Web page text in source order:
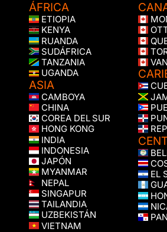
ÁFRICA
ETIOPIA
KENYA
RUANDA
SUDÁFRICA
TANZANIA
UGANDA
ASIA
CAMBOYA
CHINA
COREA DEL SUR
HONG KONG
INDIA
INDONESIA
JAPÓN
MYANMAR
NEPAL
SINGAPUR
TAILANDIA
UZBEKISTÁN
VIETNAM
EL